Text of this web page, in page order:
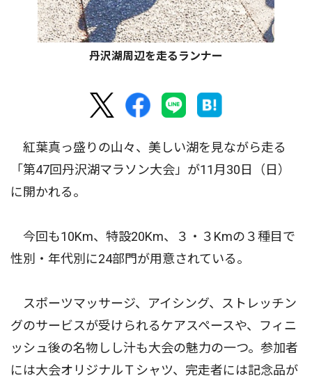
丹沢湖周辺を走るランナー
紅葉真っ盛りの山々、美しい湖を見ながら走る
「第47回丹沢湖マラソン大会」が11月30日（日）
に開かれる。
今回も10Km、特設20Km、３・３Kmの３種目で
性別・年代別に24部門が用意されている。
スポーツマッサージ、アイシング、ストレッチン
グのサービスが受けられるケアスペースや、フィニ
ッシュ後の名物しし汁も大会の魅力の一つ。参加者
には大会オリジナルＴシャツ、完走者には記念品が